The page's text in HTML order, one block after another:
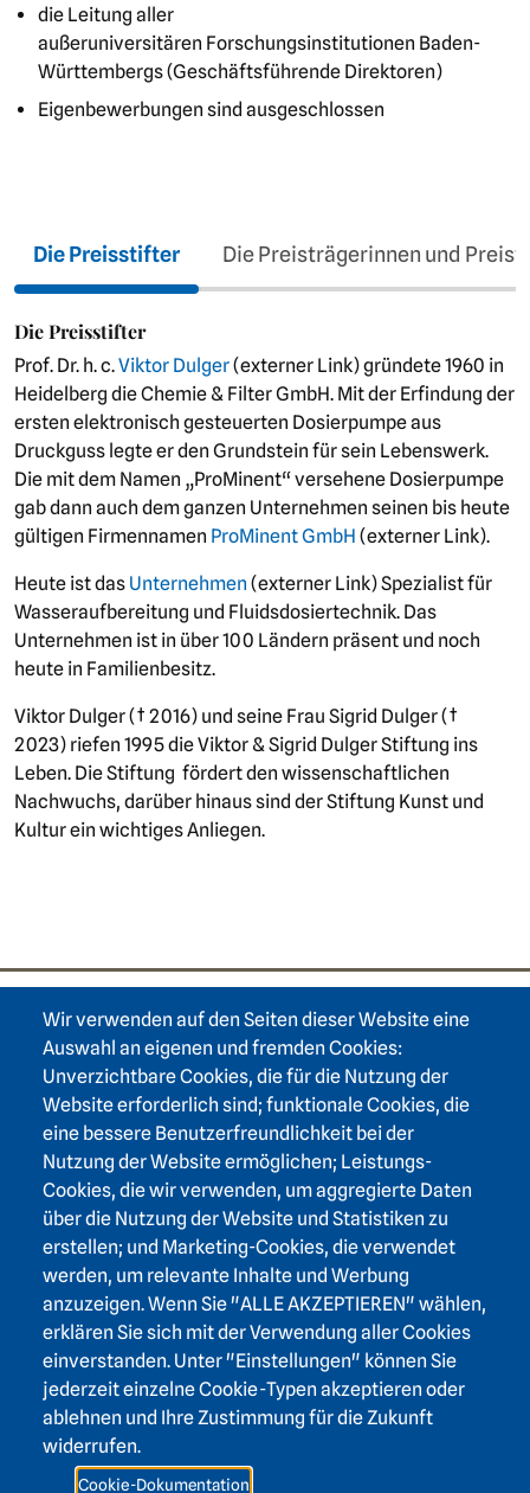
Wir verwenden auf den Seiten dieser Website eine
Auswahl an eigenen und fremden Cookies:
Unverzichtbare Cookies, die für die Nutzung der
Website erforderlich sind; funktionale Cookies, die
eine bessere Benutzerfreundlichkeit bei der
Nutzung der Website ermöglichen; Leistungs-
Cookies, die wir verwenden, um aggregierte Daten
über die Nutzung der Website und Statistiken zu
erstellen; und Marketing-Cookies, die verwendet
werden, um relevante Inhalte und Werbung
anzuzeigen. Wenn Sie "ALLE AKZEPTIEREN" wählen,
erklären Sie sich mit der Verwendung aller Cookies
einverstanden. Unter "Einstellungen" können Sie
jederzeit einzelne Cookie-Typen akzeptieren oder
ablehnen und Ihre Zustimmung für die Zukunft
widerrufen.
Cookie-Dokumentation
die Leitung aller
außeruniversitären Forschungsinstitutionen Baden-
Württembergs (Geschäftsführende Direktoren)
Eigenbewerbungen sind ausgeschlossen
Die Preisstifter Die Preisträgerinnen und
Die Preisstifter
Prof. Dr. h. c.Viktor Dulger(externer Link) gründete 1960 in
Heidelberg die Chemie & Filter GmbH. Mit der Erfindung der
ersten elektronisch gesteuerten Dosierpumpe aus
Druckguss legte er den Grundstein für sein Lebenswerk.
Die mit dem Namen „ProMinent“ versehene Dosierpumpe
gab dann auch dem ganzen Unternehmen seinen bis heute
gültigen Firmennamen ProMinent GmbH (externer Link).
Heute ist das Unternehmen (externer Link) Spezialist für
Wasseraufbereitung und Fluidsdosiertechnik. Das
Unternehmen ist in über 100 Ländern präsent und noch
heute in Familienbesitz.
Viktor Dulger († 2016) und seine Frau Sigrid Dulger (†
2023) riefen 1995 die Viktor & Sigrid Dulger Stiftung ins
Leben. Die Stiftung fördert den wissenschaftlichen
Nachwuchs, darüber hinaus sind der Stiftung Kunst und
Kultur ein wichtiges Anliegen.
Footer area one
Footer area two
Login Intranet
Presse
Förderverein
Footer area three
Heidelberger Akademie der Wissenschaften
Karlstraße 4
69117 Heidelberg
+49 6221 / 54 32 65
hadw@hadw-bw.de